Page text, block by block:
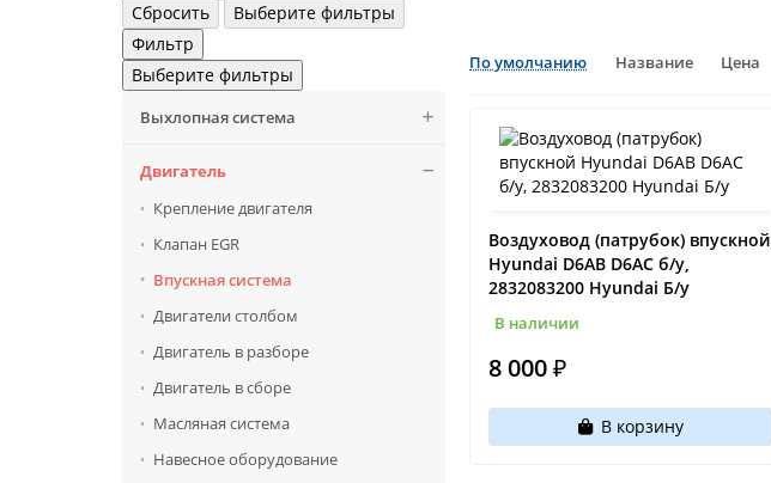
Сбросить
Выберите фильтры
Фильтр
Выберите фильтры
Выхлопная система
Двигатель
Крепление двигателя
Клапан EGR
Впускная система
Двигатели столбом
Двигатель в разборе
Двигатель в сборе
Масляная система
Навесное оборудование
По умолчанию Название Цена
Воздуховод (патрубок) впускной
Hyundai D6AB D6AC б/у,
2832083200 Hyundai Б/у
В наличии
8 000 ₽
В корзину